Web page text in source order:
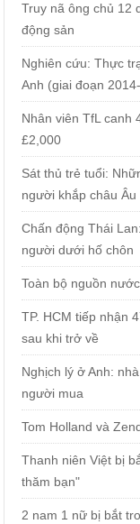
Truy nã ông chủ 12
động sản
Nghiên cứu: Thực
Anh (giai đoạn
Nhân viên TfL canh
£2,000
Sát thủ trẻ tuổi:
người khắp châu Âu
Chấn động Thái
người dưới hố chôn
Toàn bộ nguồn
TP. HCM tiếp nhận
sau khi trở về
Nghịch lý ở Anh:
người mua
Tom Holland và
Thanh niên Việt bị
thăm bạn"
2 nam 1 nữ bị bắt